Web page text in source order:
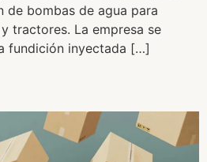
de bombas de agua para
tractores. La empresa se
fundición inyectada […]